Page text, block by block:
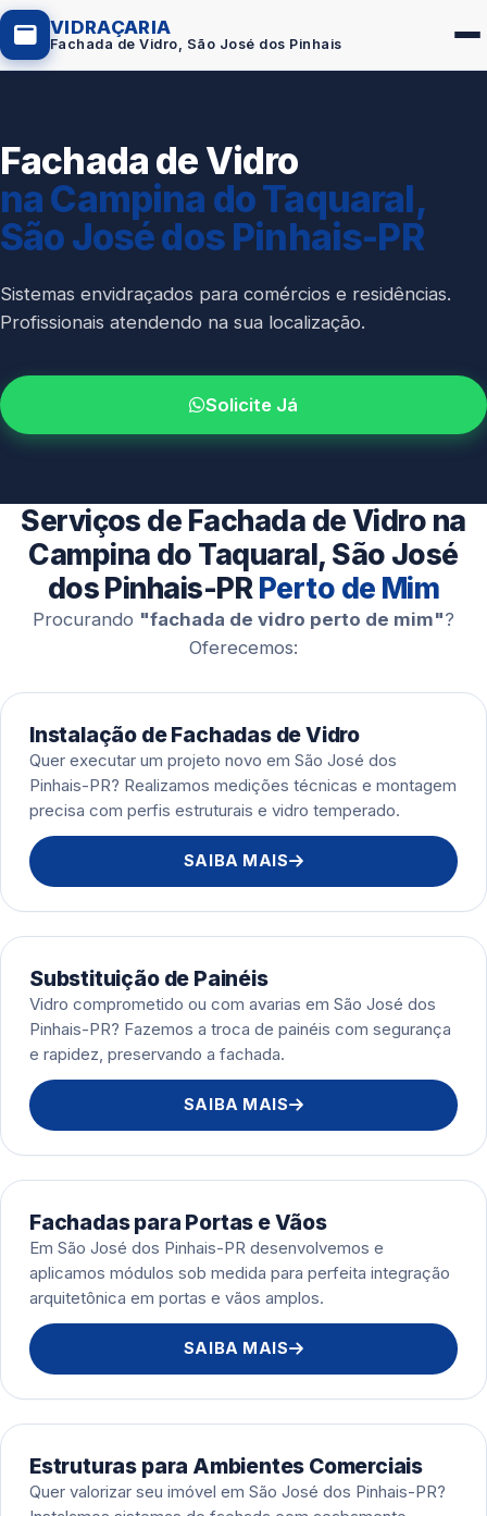
VIDRAÇARIA
Fachada de Vidro, São José dos Pinhais
Box de Vidro
Portas em Vidro
Guarda-Corpo
Espelho Sob Medida
Fachada de Vidro
Esquadrias de Alumínio
Fachada de Vidro
na Campina do Taquaral,
São José dos Pinhais-PR
Sistemas envidraçados para comércios e residências.
Profissionais atendendo na sua localização.
Solicite Já
Serviços de Fachada de Vidro na
Campina do Taquaral, São José
dos Pinhais-PR Perto de Mim
Procurando "fachada de vidro perto de mim"?
Oferecemos:
Instalação de Fachadas de Vidro
Quer executar um projeto novo em São José dos
Pinhais-PR? Realizamos medições técnicas e montagem
precisa com perfis estruturais e vidro temperado.
SAIBA MAIS
Substituição de Painéis
Vidro comprometido ou com avarias em São José dos
Pinhais-PR? Fazemos a troca de painéis com segurança
e rapidez, preservando a fachada.
SAIBA MAIS
Fachadas para Portas e Vãos
Em São José dos Pinhais-PR desenvolvemos e
aplicamos módulos sob medida para perfeita integração
arquitetônica em portas e vãos amplos.
SAIBA MAIS
Estruturas para Ambientes Comerciais
Quer valorizar seu imóvel em São José dos Pinhais-PR?